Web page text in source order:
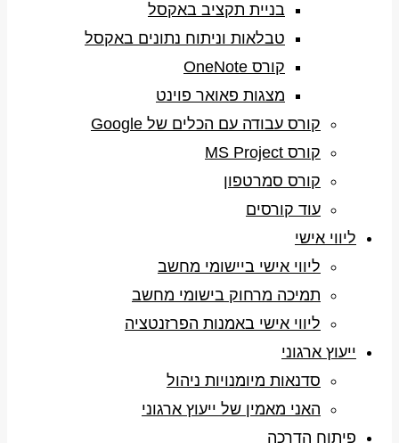
בניית תקציב באקסל
טבלאות וניתוח נתונים באקסל
קורס OneNote
מצגות פאואר פוינט
קורס עבודה עם הכלים של Google
קורס MS Project
קורס סמרטפון
עוד קורסים
ליווי אישי
ליווי אישי ביישומי מחשב
תמיכה מרחוק בישומי מחשב
ליווי אישי באמנות הפרזנטציה
ייעוץ ארגוני
סדנאות מיומנויות ניהול
האני מאמין של ייעוץ ארגוני
פיתוח הדרכה